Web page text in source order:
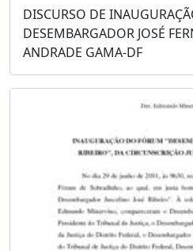
DISCURSO DE
DESEMBARGADOR JOSÉ
ANDRADE GAMA-DF